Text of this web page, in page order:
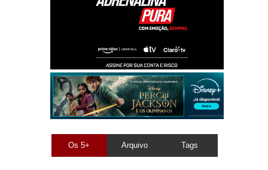
Os 5+ Arquivo Tags